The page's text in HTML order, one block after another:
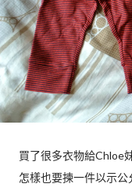
買了很多衣物給Chloe
怎樣也要揀一件以示